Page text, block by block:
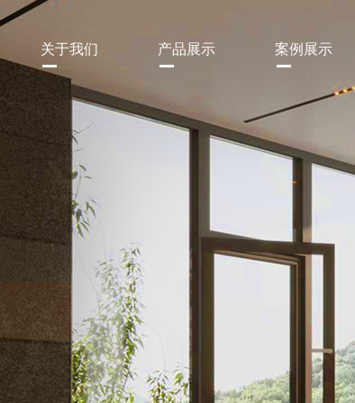
关于我们 产品展示 案例展示